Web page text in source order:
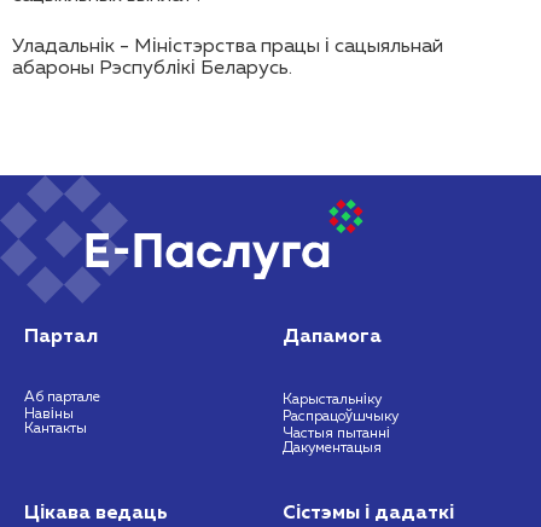
Уладальнік - Міністэрства працы і сацыяльнай
абароны Рэспублікі Беларусь.
Партал
Аб партале
Навіны
Кантакты
Дапамога
Карыстальніку
Распрацоўшчыку
Частыя пытанні
Дакументацыя
Цікава ведаць Сістэмы і дадаткі